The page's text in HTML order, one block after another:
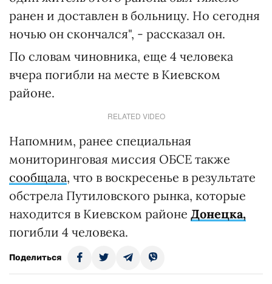
ранен и доставлен в больницу. Но сегодня
ночью он скончался", - рассказал он.
По словам чиновника, еще 4 человека
вчера погибли на месте в Киевском
районе.
RELATED VIDEO
Напомним, ранее специальная
мониторинговая миссия ОБСЕ также
сообщала, что в воскресенье в результате
обстрела Путиловского рынка, которые
находится в Киевском районе Донецка,
погибли 4 человека.
Поделиться